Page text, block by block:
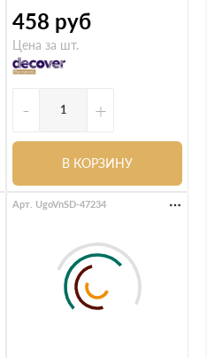
458 руб
Цена за шт.
- +
В КОРЗИНУ
Арт. UgoVnSD-47234